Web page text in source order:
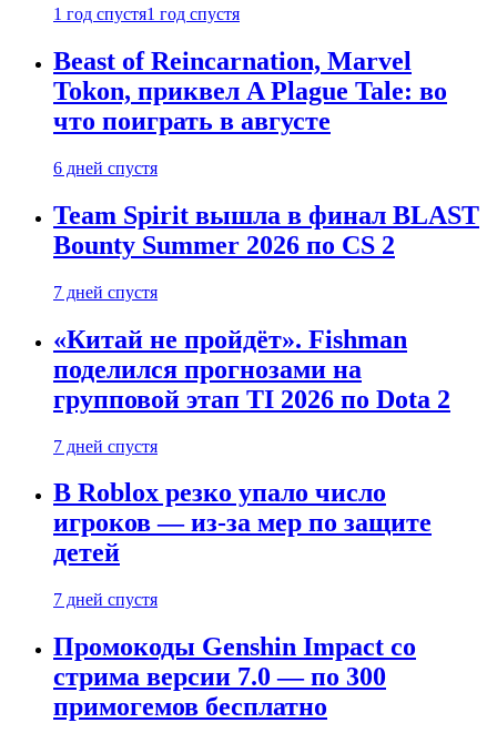
1 год спустя1 год спустя
Beast of Reincarnation, Marvel
Tokon, приквел A Plague Tale: во
что поиграть в августе
6 дней спустя
Team Spirit вышла в финал BLAST
Bounty Summer 2026 по CS 2
7 дней спустя
«Китай не пройдёт». Fishman
поделился прогнозами на
групповой этап TI 2026 по Dota 2
7 дней спустя
В Roblox резко упало число
игроков — из-за мер по защите
детей
7 дней спустя
Промокоды Genshin Impact со
стрима версии 7.0 — по 300
примогемов бесплатно